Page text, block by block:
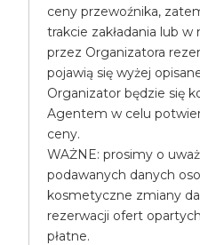
ceny przewoźnika,
trakcie zakładania lub
przez Organizatora
pojawią się wyżej
Organizator będzie się
Agentem w celu
ceny.
WAŻNE: prosimy o
podawanych danych
kosmetyczne zmiany
rezerwacji ofert
płatne.